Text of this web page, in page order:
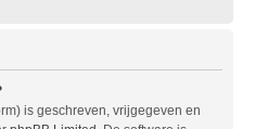
is geschreven, vrijgegeven en